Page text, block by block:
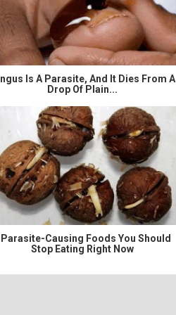
Is A Parasite, And It Dies From A
Drop Of Plain...
Causing Foods You Should
Stop Eating Right Now